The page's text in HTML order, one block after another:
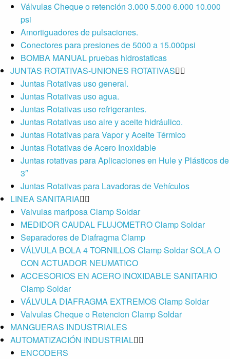
Válvulas Cheque o retención 3.000 5.000 6.000 10.000
psi
Amortiguadores de pulsaciones.
Conectores para presiones de 5000 a 15.000psi
BOMBA MANUAL pruebas hidrostaticas
JUNTAS ROTATIVAS-UNIONES ROTATIVAS
Juntas Rotativas uso general.
Juntas Rotativas uso agua.
Juntas Rotativas uso refrigerantes.
Juntas Rotativas uso aire y aceite hidráulico.
Juntas Rotativas para Vapor y Aceite Térmico
Juntas Rotativas de Acero Inoxidable
Juntas rotativas para Aplicaciones en Hule y Plásticos de
3″
Juntas Rotativas para Lavadoras de Vehículos
LINEA SANITARIA
Valvulas mariposa Clamp Soldar
MEDIDOR CAUDAL FLUJOMETRO Clamp Soldar
Separadores de Diafragma Clamp
VÁLVULA BOLA 4 TORNILLOS Clamp Soldar SOLA O
CON ACTUADOR NEUMATICO
ACCESORIOS EN ACERO INOXIDABLE SANITARIO
Clamp Soldar
VÁLVULA DIAFRAGMA EXTREMOS Clamp Soldar
Valvulas Cheque o Retencion Clamp Soldar
MANGUERAS INDUSTRIALES
AUTOMATIZACIÓN INDUSTRIAL
ENCODERS